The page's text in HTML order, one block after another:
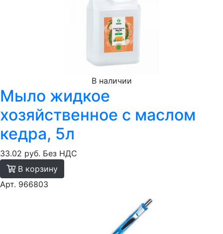
В наличии
Мыло жидкое
хозяйственное с маслом
кедра, 5л
33.02 руб. Без НДС
В корзину
Арт. 966803